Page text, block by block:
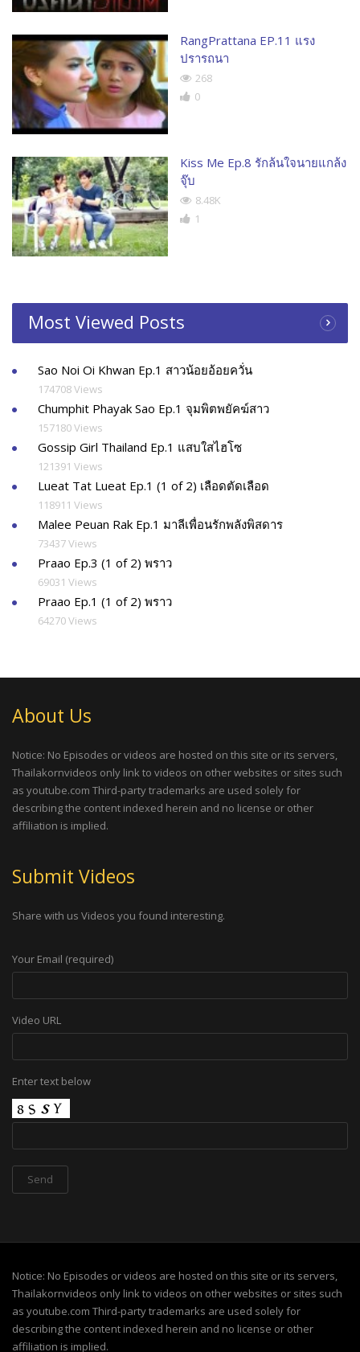
RangPrattana EP.11 แรง
ปรารถนา
268
0
Kiss Me Ep.8 รักล้นใจนายแกล้ง
จุ๊บ
8.48K
1
Most Viewed Posts
Sao Noi Oi Khwan Ep.1 สาวน้อยอ้อยควั่น
174708 Views
Chumphit Phayak Sao Ep.1 จุมพิตพยัคฆ์สาว
157180 Views
Gossip Girl Thailand Ep.1 แสบใสไฮโซ
121391 Views
Lueat Tat Lueat Ep.1 (1 of 2) เลือดตัดเลือด
118911 Views
Malee Peuan Rak Ep.1 มาลีเพื่อนรักพลังพิสดาร
73437 Views
Praao Ep.3 (1 of 2) พราว
69031 Views
Praao Ep.1 (1 of 2) พราว
64270 Views
About Us
Notice: No Episodes or videos are hosted on this site or its servers,
Thailakornvideos only link to videos on other websites or sites such
as youtube.com Third-party trademarks are used solely for
describing the content indexed herein and no license or other
affiliation is implied.
Submit Videos
Share with us Videos you found interesting.
Your Email (required)
Video URL
Enter text below
Notice: No Episodes or videos are hosted on this site or its servers,
Thailakornvideos only link to videos on other websites or sites such
as youtube.com Third-party trademarks are used solely for
describing the content indexed herein and no license or other
affiliation is implied.